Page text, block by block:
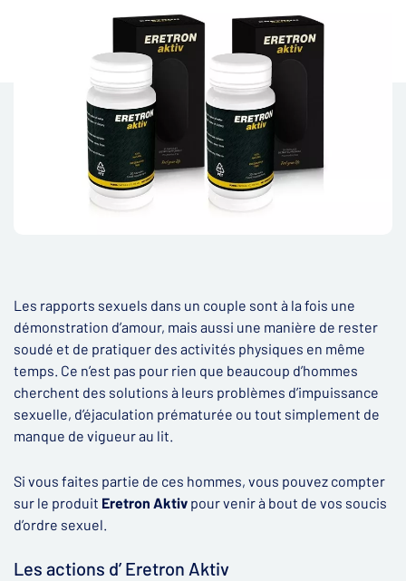
Les rapports sexuels dans un couple sont à la fois une
démonstration d’amour, mais aussi une manière de rester
soudé et de pratiquer des activités physiques en même
temps. Ce n’est pas pour rien que beaucoup d’hommes
cherchent des solutions à leurs problèmes d’impuissance
sexuelle, d’éjaculation prématurée ou tout simplement de
manque de vigueur au lit.
Si vous faites partie de ces hommes, vous pouvez compter
sur le produit Eretron Aktiv pour venir à bout de vos soucis
d’ordre sexuel.
Les actions d’ Eretron Aktiv